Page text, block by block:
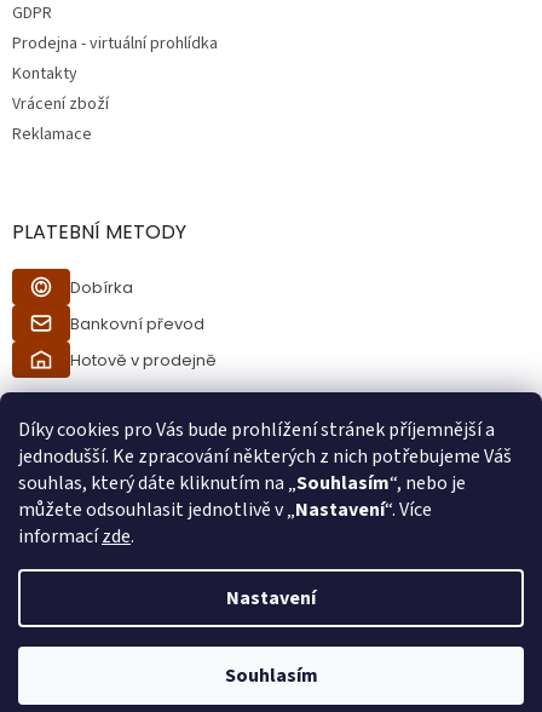
Díky cookies pro Vás bude prohlížení stránek příjemnější a
jednodušší. Ke zpracování některých z nich potřebujeme Váš
souhlas, který dáte kliknutím na „Souhlasím“, nebo je
můžete odsouhlasit jednotlivě v „Nastavení“. Více
informacízde.
Nastavení
Souhlasím
Při procesu objednávání bude ověřeno, zda jste starší 18ti let pomocí
bankovní identity. Při převzetí zboží od kurýra bude také ověřeno, zda
GDPR
Prodejna - virtuální prohlídka
Kontakty
Vrácení zboží
Reklamace
PLATEBNÍ METODY
Dobírka
Bankovní převod
Hotově v prodejně
Copyright 2026Ráj kuřáků. Všechna práva vyhrazena.